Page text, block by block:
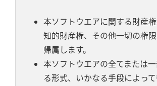
本ソフトウエアに関する財産権
知的財産権、その他一切の権
帰属します。
本ソフトウエアの全てまたは
る形式、いかなる手段によって